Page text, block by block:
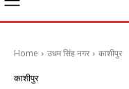
Home उधम सिंह नगर काशीपुर
काशीपुर